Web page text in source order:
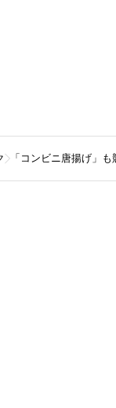
「コンビニ唐揚げ」